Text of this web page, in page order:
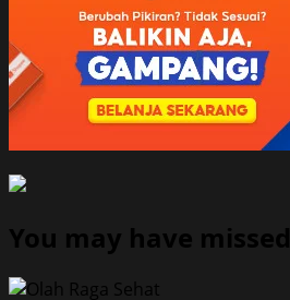
You may have missed